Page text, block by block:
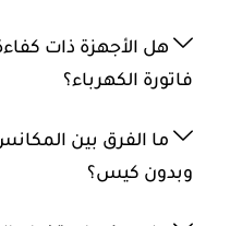
هل الأجهزة ذات
فاتورة الكهرباء؟
ما الفرق بين
وبدون كيس؟